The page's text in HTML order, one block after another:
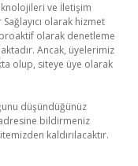
ve İletişim
olarak hizmet
olarak denetleme
Ancak, üyelerimiz
olup, siteye üye olarak
düşündüğünüz
bildirmeniz
kaldırılacaktır.